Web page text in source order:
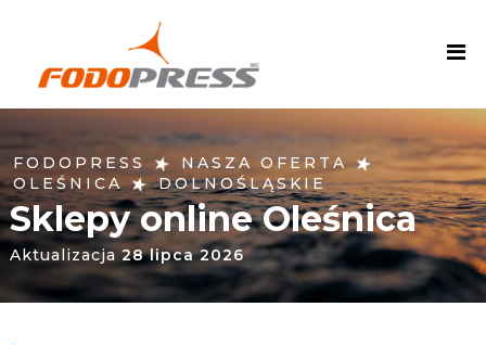
P
R
E
S
S
A
g
e
FODOPRESS ★ NASZA OFERTA★
OLEŚNICA★DOLNOŚLĄSKIE
Sklepy online Oleśnica
Aktualizacja28 lipca 2026